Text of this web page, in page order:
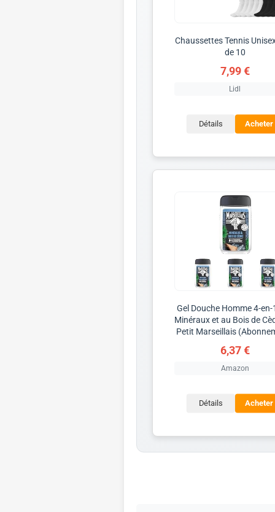
Chaussettes Tennis
de 10
7,99 €
Lidl
Détails Acheter
Gel Douche Homme 4-en-
Minéraux et au Bois de
Petit Marseillais
6,37 €
Amazon
Détails Acheter